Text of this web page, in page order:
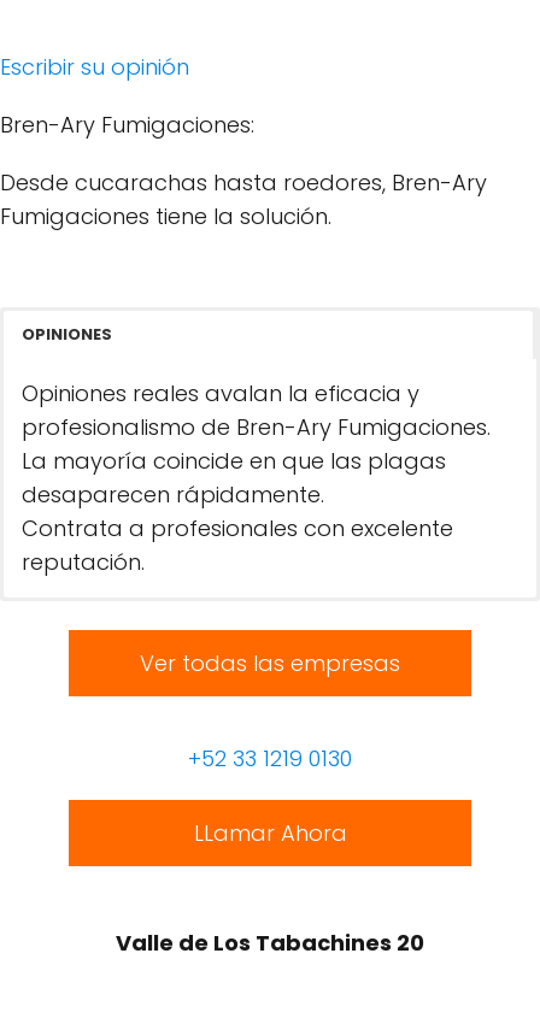
Escribir su opinión
Bren-Ary Fumigaciones:
Desde cucarachas hasta roedores, Bren-Ary
Fumigaciones tiene la solución.
OPINIONES
Opiniones reales avalan la eficacia y
profesionalismo de Bren-Ary Fumigaciones.
La mayoría coincide en que las plagas
desaparecen rápidamente.
Contrata a profesionales con excelente
reputación.
Ver todas las empresas
+52 33 1219 0130
LLamar Ahora
Valle de Los Tabachines 20